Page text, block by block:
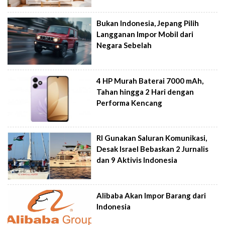
Bukan Indonesia, Jepang Pilih
Langganan Impor Mobil dari
Negara Sebelah
4 HP Murah Baterai 7000 mAh,
Tahan hingga 2 Hari dengan
Performa Kencang
RI Gunakan Saluran Komunikasi,
Desak Israel Bebaskan 2 Jurnalis
dan 9 Aktivis Indonesia
Alibaba Akan Impor Barang dari
Indonesia